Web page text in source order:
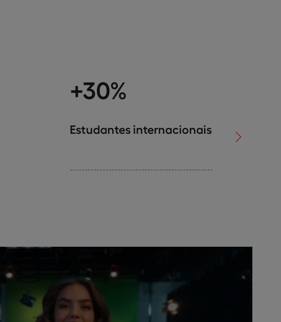
+30%
Estudantes internacionais